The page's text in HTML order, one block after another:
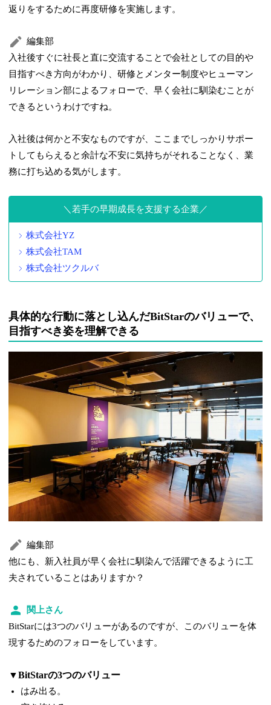
返りをするために再度研修を実施します。
編集部
入社後すぐに社長と直に交流することで会社としての目的や
目指すべき方向がわかり、研修とメンター制度やヒューマン
リレーション部によるフォローで、早く会社に馴染むことが
できるというわけですね。
入社後は何かと不安なものですが、ここまでしっかりサポー
トしてもらえると余計な不安に気持ちがそれることなく、業
務に打ち込める気がします。
若手の早期成長を支援する企業
株式会社YZ
株式会社TAM
株式会社ツクルバ
具体的な行動に落とし込んだBitStarのバリューで、
目指すべき姿を理解できる
編集部
他にも、新入社員が早く会社に馴染んで活躍できるように工
夫されていることはありますか？
関上さん
BitStarには3つのバリューがあるのですが、このバリューを体
現するためのフォローをしています。
▼BitStarの3つのバリュー
はみ出る。